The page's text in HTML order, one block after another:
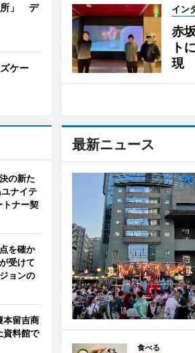
イン
赤
ト
現
最新ニュース
食べる
所」 デ
ケー
の新た
ナイテ
トナー契
を確か
受けて
ョンの
本留吉商
資料館で